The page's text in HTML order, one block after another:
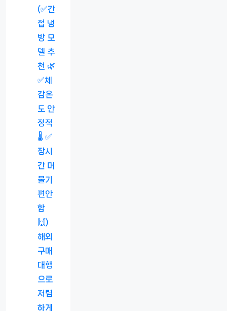
(✅간
접 냉
방 모
델 추
천 🌿
✅체
감온
도 안
정적
🌡️ ✅
장시
간 머
물기
편안
함
🙌)
해외
구매
대행
으로
저렴
하게